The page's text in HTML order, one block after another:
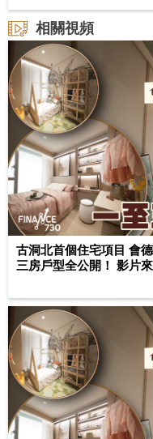
相關視頻
古洞北首個住宅項目 會
三房戶型全公開！ 影片